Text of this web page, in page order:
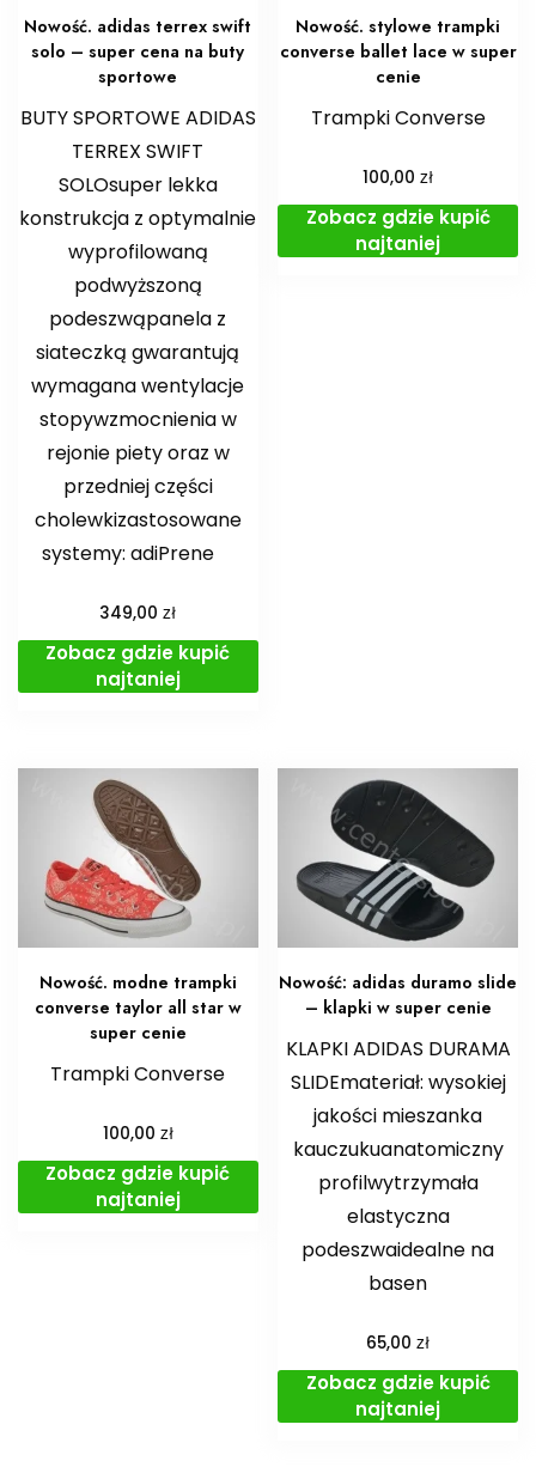
Nowość. adidas terrex swift
solo – super cena na buty
sportowe
BUTY SPORTOWE ADIDAS
TERREX SWIFT
SOLOsuper lekka
konstrukcja z optymalnie
wyprofilowaną
podwyższoną
podeszwąpanela z
siateczką gwarantują
wymagana wentylacje
stopywzmocnienia w
rejonie piety oraz w
przedniej części
cholewkizastosowane
systemy: adiPrene
349,00zł
Zobacz gdzie kupić
najtaniej
Nowość. stylowe trampki
converse ballet lace w super
cenie
Trampki Converse
100,00zł
Zobacz gdzie kupić
najtaniej
Nowość. modne trampki
converse taylor all star w
super cenie
Trampki Converse
100,00 zł
Zobacz gdzie kupić
najtaniej
Nowość: adidas duramo slide
– klapki w super cenie
KLAPKI ADIDAS DURAMA
SLIDEmateriał: wysokiej
jakości mieszanka
kauczukuanatomiczny
profilwytrzymała
elastyczna
podeszwaidealne na
basen
65,00zł
Zobacz gdzie kupić
najtaniej